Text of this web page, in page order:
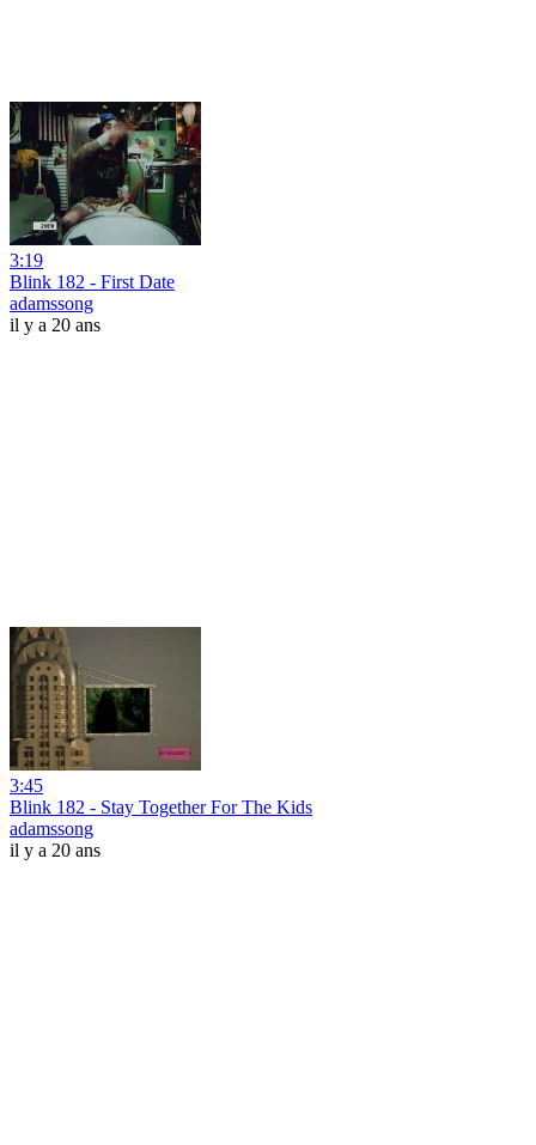
3:19
Blink 182 - First Date
adamssong
il y a 20 ans
3:45
Blink 182 - Stay Together For The Kids
adamssong
il y a 20 ans